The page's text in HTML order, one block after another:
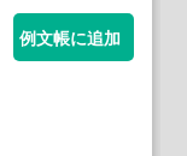
例文帳に追加